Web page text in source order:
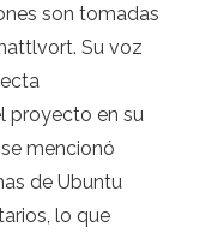
son tomadas
Su voz
proyecto en su
mencionó
de Ubuntu
lo que